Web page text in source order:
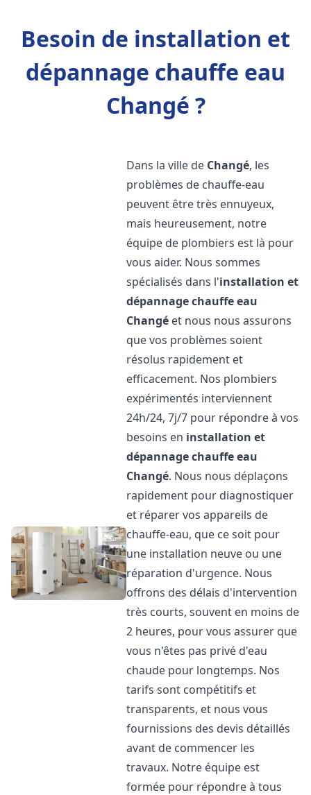
Besoin de installation et
dépannage chauffe eau
Changé ?
Dans la ville de Changé, les
problèmes de chauffe-eau
peuvent être très ennuyeux,
mais heureusement, notre
équipe de plombiers est là pour
vous aider. Nous sommes
spécialisés dans l'installation et
dépannage chauffe eau
Changé et nous nous assurons
que vos problèmes soient
résolus rapidement et
efficacement. Nos plombiers
expérimentés interviennent
24h/24, 7j/7 pour répondre à vos
besoins en installation et
dépannage chauffe eau
Changé. Nous nous déplaçons
rapidement pour diagnostiquer
et réparer vos appareils de
chauffe-eau, que ce soit pour
une installation neuve ou une
réparation d'urgence. Nous
offrons des délais d'intervention
très courts, souvent en moins de
2 heures, pour vous assurer que
vous n'êtes pas privé d'eau
chaude pour longtemps. Nos
tarifs sont compétitifs et
transparents, et nous vous
fournissions des devis détaillés
avant de commencer les
travaux. Notre équipe est
formée pour répondre à tous